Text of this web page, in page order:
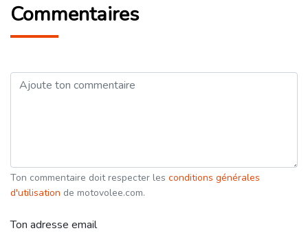
Commentaires
Ton commentaire doit respecter les conditions générales
d'utilisation de motovolee.com.
Ton adresse email